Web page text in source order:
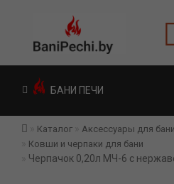
БАНИ ПЕЧИ
Каталог
Аксессуары для бани
Ковши и черпаки для бани
Черпачок 0,20л МЧ-6 с